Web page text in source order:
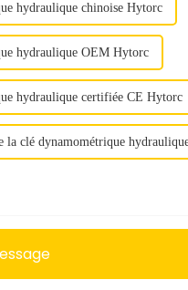
hydraulique chinoise Hytorc
hydraulique OEM Hytorc
hydraulique certifiée CE Hytorc
la clé dynamométrique